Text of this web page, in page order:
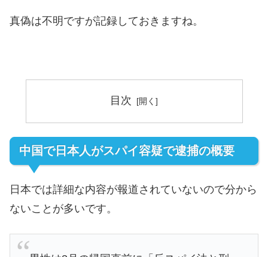
真偽は不明ですが記録しておきますね。
目次
中国で日本人がスパイ容疑で逮捕の概要
日本では詳細な内容が報道されていないので分から
ないことが多いです。